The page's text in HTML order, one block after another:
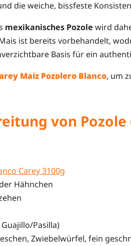
die weiche, bissfeste
mexikanisches Pozole wird
ist bereits vorbehandelt,
Basis für ein
Maíz Pozolero Blanco, um
von
Carey 3100g
Hähnchen
Guajillo/Pasilla)
Zwiebelwürfel, fein